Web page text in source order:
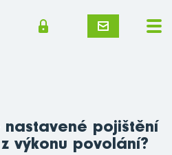
nastavené pojištění
výkonu povolání?